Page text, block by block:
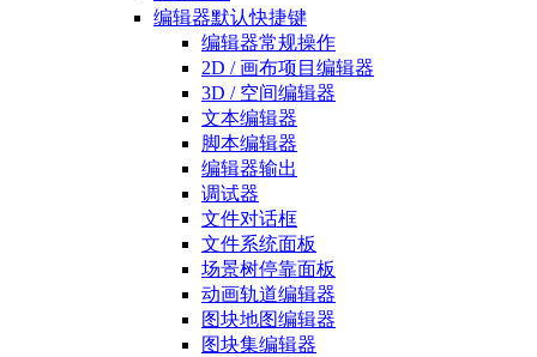
编辑器默认快捷键
编辑器常规操作
2D / 画布项目编辑器
3D / 空间编辑器
文本编辑器
脚本编辑器
编辑器输出
调试器
文件对话框
文件系统面板
场景树停靠面板
动画轨道编辑器
图块地图编辑器
图块集编辑器